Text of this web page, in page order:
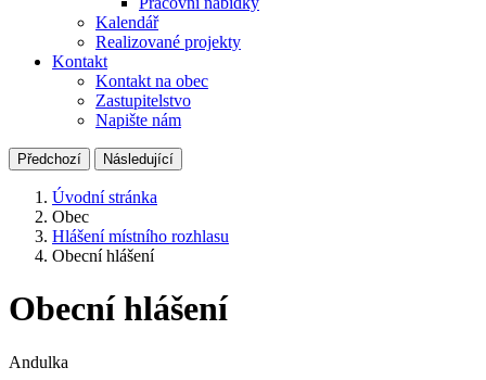
Kalendář
Realizované projekty
Kontakt
Kontakt na obec
Zastupitelstvo
Napište nám
Předchozí Následující
Úvodní stránka
Obec
Hlášení místního rozhlasu
Obecní hlášení
Obecní hlášení
Andulka